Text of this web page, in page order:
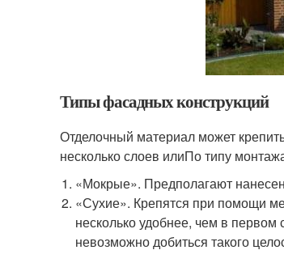
Типы фасадных конструкций
Отделочный материал может
несколько слоев илиПо типу
«Мокрые». Предполагают
«Сухие». Крепятся при помощи
несколько удобнее, чем в
невозможно добиться такого